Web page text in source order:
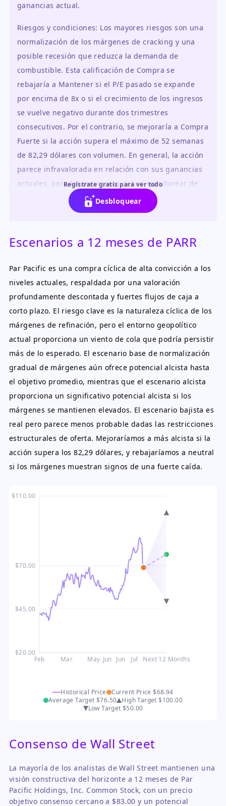
ganancias actual.
Riesgos y condiciones: Los mayores riesgos son una
normalización de los márgenes de cracking y una
posible recesión que reduzca la demanda de
combustible. Esta calificación de Compra se
rebajaría a Mantener si el P/E pasado se expande
por encima de 8x o si el crecimiento de los ingresos
se vuelve negativo durante dos trimestres
consecutivos. Por el contrario, se mejoraría a Compra
Fuerte si la acción supera el máximo de 52 semanas
de 82,29 dólares con volumen. En general, la acción
parece infravalorada en relación con sus ganancias
actuales, pero los inversores deben monitorear de
cerca los márgenes de refinación.
Regístrate gratis para ver todo
Desbloquear
Escenarios a 12 meses de PARR
Par Pacific es una compra cíclica de alta convicción a los
niveles actuales, respaldada por una valoración
profundamente descontada y fuertes flujos de caja a
corto plazo. El riesgo clave es la naturaleza cíclica de los
márgenes de refinación, pero el entorno geopolítico
actual proporciona un viento de cola que podría persistir
más de lo esperado. El escenario base de normalización
gradual de márgenes aún ofrece potencial alcista hasta
el objetivo promedio, mientras que el escenario alcista
proporciona un significativo potencial alcista si los
márgenes se mantienen elevados. El escenario bajista es
real pero parece menos probable dadas las restricciones
estructurales de oferta. Mejoraríamos a más alcista si la
acción supera los 82,29 dólares, y rebajaríamos a neutral
si los márgenes muestran signos de una fuerte caída.
$20.00
$45.00
$70.00
$110.00
Feb Mar May Jun Jun Jul Next 12 Months
Historical Price Current Price$68.94
Average Target $76.50 High Target$100.00
Low Target $50.00
Consenso de Wall Street
La mayoría de los analistas de Wall Street mantienen una
visión constructiva del horizonte a 12 meses de Par
Pacific Holdings, Inc. Common Stock, con un precio
objetivo consenso cercano a $83.00 y un potencial